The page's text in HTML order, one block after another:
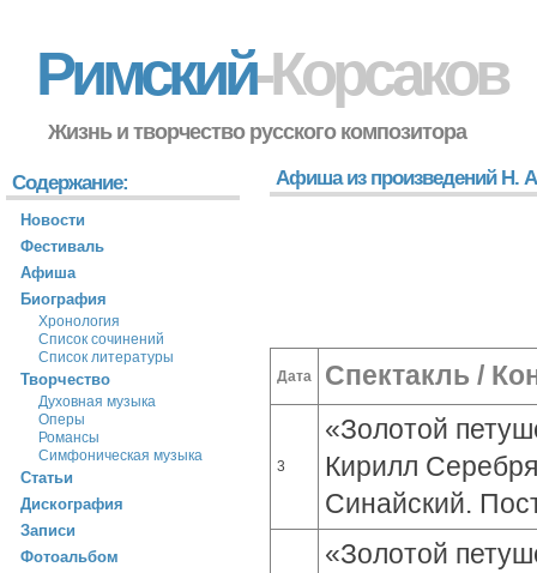
Римский-Корсаков
Жизнь и творчество русского композитора
Афиша из произведений Н.
Дата Спектакль /
3
«Золотой
Кирилл
Синайский.
«Золотой
Содержание:
Новости
Фестиваль
Афиша
Биография
Хронология
Список сочинений
Список литературы
Творчество
Духовная музыка
Оперы
Романсы
Симфоническая музыка
Статьи
Дискография
Записи
Фотоальбом